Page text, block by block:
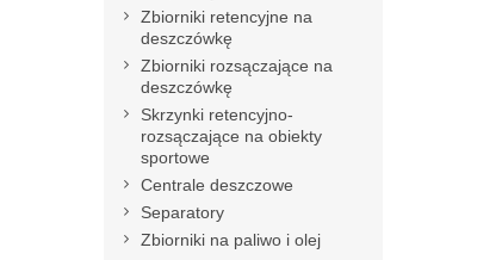
Zbiorniki retencyjne na
deszczówkę
Zbiorniki rozsączające na
deszczówkę
Skrzynki retencyjno-
rozsączające na obiekty
sportowe
Centrale deszczowe
Separatory
Zbiorniki na paliwo i olej